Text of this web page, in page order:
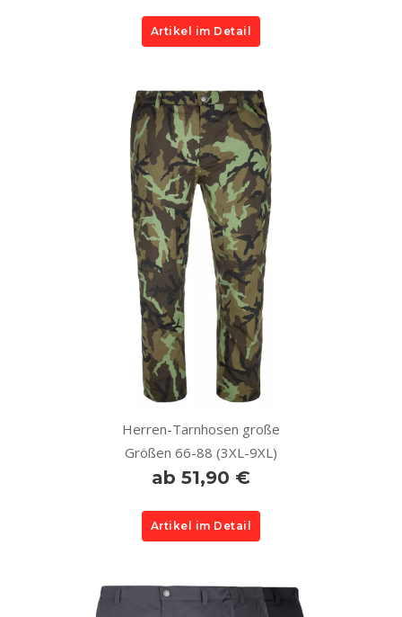
Artikel im Detail
Herren-Tarnhosen große
Größen 66-88 (3XL-9XL)
ab 51,90 €
Artikel im Detail